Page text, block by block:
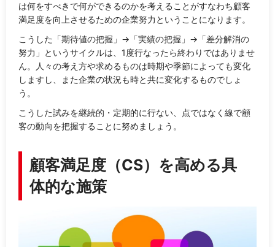
は何をすべきで何ができるのかを考えることがすなわち顧客
満足度を向上させるための企業努力ということになります。
こうした「期待値の把握」→「実績の把握」→「差分解消の
努力」というサイクルは、1度行なったら終わりではありませ
ん。人々の考え方や求めるものは時期や季節によっても変化
しますし、また企業の状況も時と共に変化するものでしょ
う。
こうした試みを継続的・定期的に行ない、点ではなく線で顧
客の動向を把握することに努めましょう。
顧客満足度（CS）を高める具
体的な施策